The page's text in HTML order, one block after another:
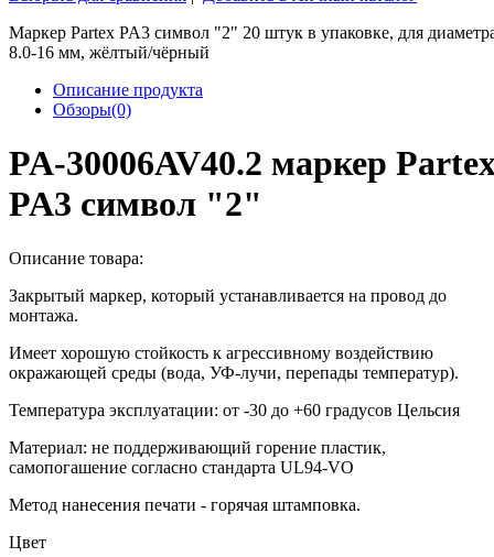
Маркер Partex PA3 символ "2" 20 штук в упаковке, для
8.0-16 мм, жёлтый/чёрный
Описание продукта
Обзоры(0)
PA-30006AV40.2 маркер
PA3 символ "2"
Описание товара:
Закрытый маркер, который устанавливается на провод до
монтажа.
Имеет хорошую стойкость к агрессивному воздействию
окражающей среды (вода, УФ-лучи, перепады температур).
Температура эксплуатации: от -30 до +60 градусов Цельсия
Материал: не поддерживающий горение пластик,
самопогашение согласно стандарта UL94-VO
Метод нанесения печати - горячая штамповка.
Цвет